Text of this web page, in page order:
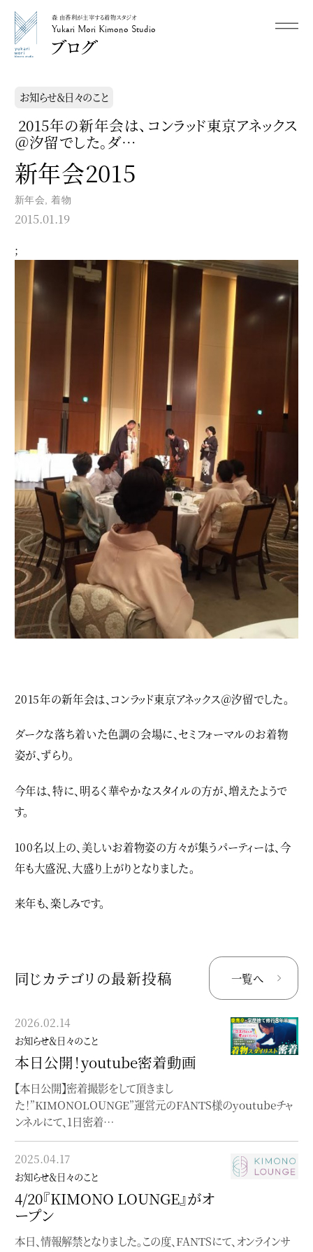
Yukari Mori Kimono Studio
森 由香利が主宰する着物スタジオ
Yukari Mori Kimono Studio メニュー
お知らせ＆日々のこと
2015年の新年会は、コンラッド東京アネックス
＠汐留でした。ダ…
新年会2015
新年会 ,着物
2015.01.19
;
2015年の新年会は、コンラッド東京アネックス＠汐留でした。
ダークな落ち着いた色調の会場に、セミフォーマルのお着物
姿が、ずらり。
今年は、特に、明るく華やかなスタイルの方が、増えたようで
す。
100名以上の、美しいお着物姿の方々が集うパーティーは、今
年も大盛況、大盛り上がりとなりました。
来年も、楽しみです。
同じカテゴリの最新投稿 一覧へ
2026.02.14
お知らせ＆日々のこと
本日公開！youtube密着動画
【本日公開】密着撮影をして頂きまし
た！”KIMONOLOUNGE”運営元のFANTS様のyoutubeチャ
ンネルにて、1日密着…
2025.04.17
お知らせ＆日々のこと
4/20『KIMONO LOUNGE』がオ
ープン
本日、情報解禁となりました。この度、FANTSにて、オンラインサ
2023.02.07
お知らせ＆日々のこと
Instagramのご案内
最新情報はInstagramに掲載しています
2023.01.31
お知らせ＆日々のこと
ポートフォリオを移転
作品やお仕事のポートフォリオをfolioへ
2023.01.10
お知らせ＆日々のこと